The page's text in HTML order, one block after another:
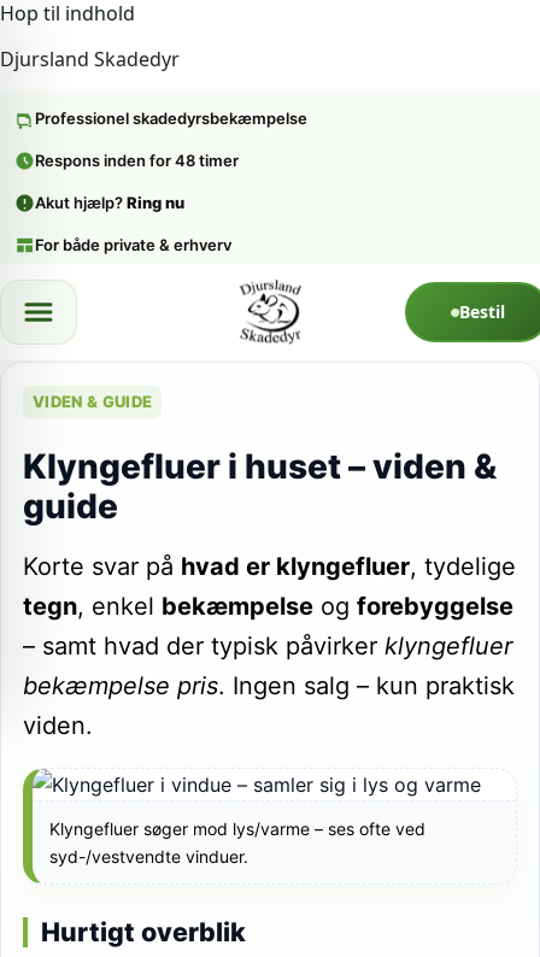
Hop til indhold
Djursland Skadedyr
Professionel skadedyrsbekæmpelse
Respons inden for 48 timer
Akut hjælp?Ring nu
For både private & erhverv
Spring til indhold
Bestil
VIDEN & GUIDE
Klyngefluer i huset – viden &
guide
Korte svar på hvad er klyngefluer, tydelige
tegn, enkel bekæmpelseog forebyggelse
– samt hvad der typisk påvirker klyngefluer
bekæmpelse pris. Ingen salg – kun praktisk
viden.
Klyngefluer søger mod lys/varme – ses ofte ved
syd-/vestvendte vinduer.
Hurtigt overblik